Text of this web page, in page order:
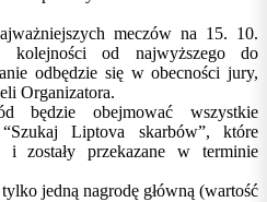
meczów na 15. 10.
od najwyższego do
odbędzie się w obecności jury,
Organizatora.
będzie obejmować wszystkie
Liptova skarbów”, które
zostały przekazane w terminie
jedną nagrodę główną (wartość